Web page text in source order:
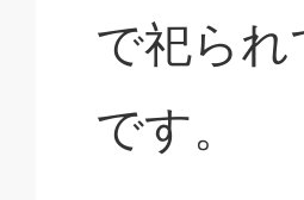
で祀ら
です。